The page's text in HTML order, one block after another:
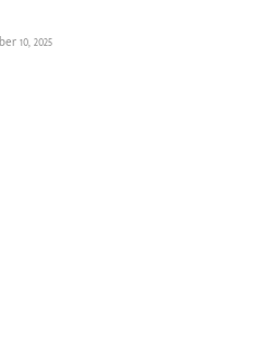
10, 2025